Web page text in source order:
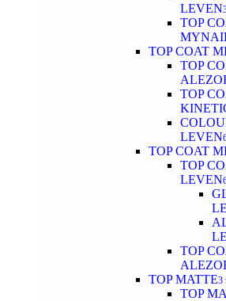
LEVEN
TOP
TOP COAT
TOP
TOP
LEVEN
TOP COAT
TOP
LEVEN
TOP
TOP MATTE3
TOP